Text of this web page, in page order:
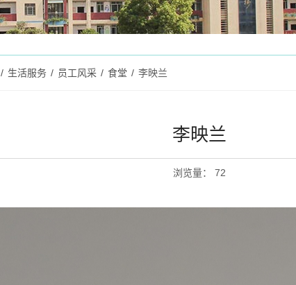
/ 生活服务 / 员工风采 / 食堂 / 李映兰
李映兰
浏览量： 72